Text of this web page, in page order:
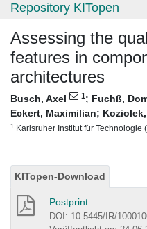
Repository KITopen
Assessing the
features in
architectures
Busch, Axel 1; Fuchß,
Eckert, Maximilian;
1 Karlsruher Institut für Technologie
KITopen-Download
Postprint
DOI: 10.5445/IR/